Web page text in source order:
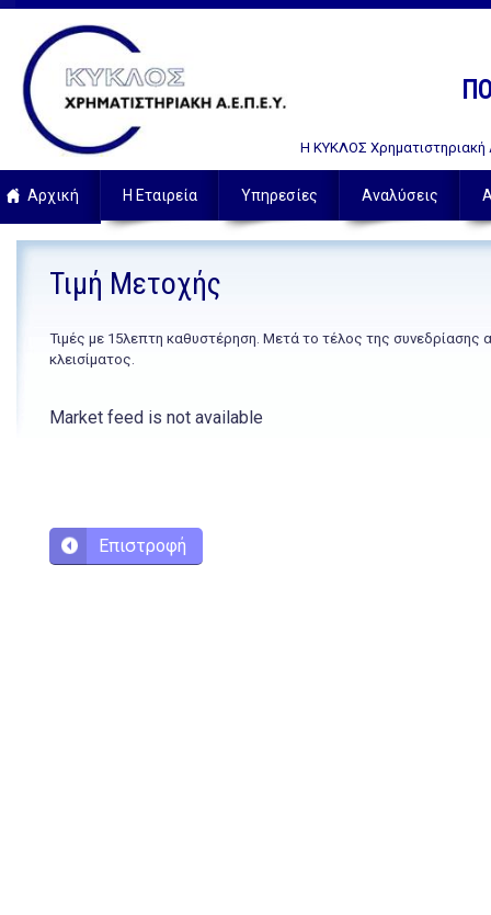
Η ΚΥΚΛΟΣ Χρηματιστηριακή
Αρχική Η Εταιρεία Υπηρεσίες Αναλύσεις
Τιμή Μετοχής
Τιμές με 15λεπτη καθυστέρηση. Μετά το τέλος της συνεδρίασης
κλεισίματος.
Market feed is not available
Επιστροφή